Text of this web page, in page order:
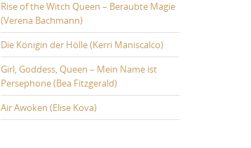
Rise of the Witch Queen – Beraubte Magie
(Verena Bachmann)
Die Königin der Hölle (Kerri Maniscalco)
Girl, Goddess, Queen – Mein Name ist
Persephone (Bea Fitzgerald)
Air Awoken (Elise Kova)